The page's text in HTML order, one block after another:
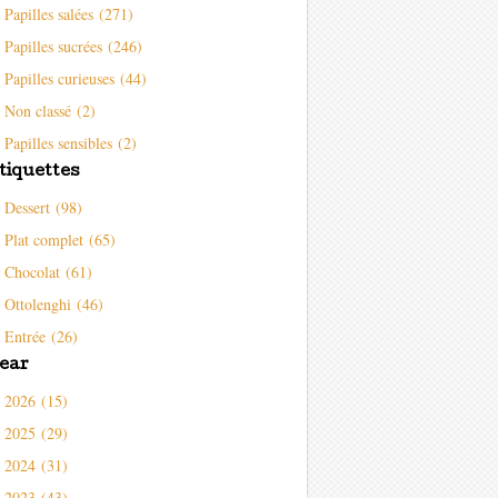
Papilles salées (271)
Papilles sucrées (246)
Papilles curieuses (44)
Non classé (2)
Papilles sensibles (2)
Dessert (98)
Plat complet (65)
Chocolat (61)
Ottolenghi (46)
Entrée (26)
2026 (15)
2025 (29)
2024 (31)